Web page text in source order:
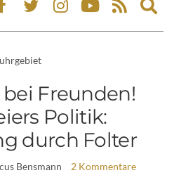
Freunden!
Politik:
durch Folter
Bensmann 2 Kommentare